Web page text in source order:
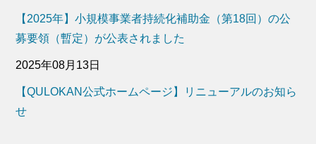
【2025年】小規模事業者持続化補助金（第18回）の公
募要領（暫定）が公表されました
2025年08月13日
【QULOKAN公式ホームページ】リニューアルのお知ら
せ